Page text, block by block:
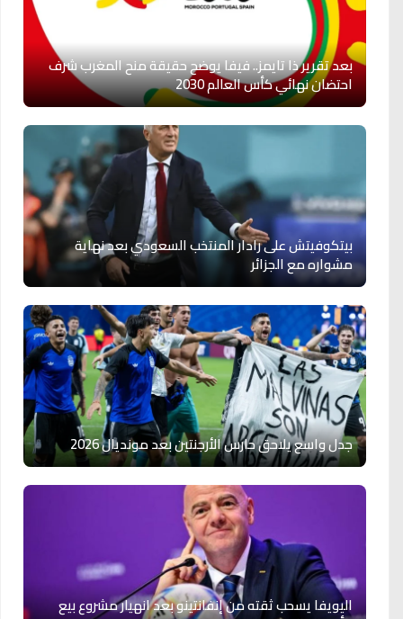
بعد تقرير ذا تايمز.. فيفا يوضح حقيقة منح المغرب شرف
احتضان نهائي كأس العالم 2030
بيتكوفيتش على رادار المنتخب السعودي بعد نهاية
مشواره مع الجزائر
جدل واسع يلاحق حارس الأرجنتين بعد مونديال 2026
اليويفا يسحب ثقته من إنفانتينو بعد انهيار مشروع بيع